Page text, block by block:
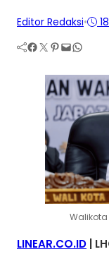
Editor Redaksi•
Facebook Twitter Pinterest Mail WhatsApp
LINEAR.CO.ID |